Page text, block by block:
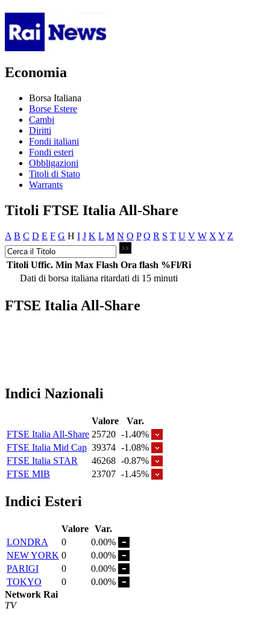
Economia
Borsa Italiana
Borse Estere
Cambi
Diritti
Fondi italiani
Fondi esteri
Obbligazioni
Titoli di Stato
Warrants
Titoli FTSE Italia All-Share
A B C D E F G H I J K L M N O P Q R S T U V W X Y Z
Titoli Uffic. Min Max Flash Ora flash %Fl/Ri
Dati di borsa italiana ritardati di 15 minuti
FTSE Italia All-Share
Indici Nazionali
Valore
Var.
FTSE Italia All-Share 25720 -1.40%
FTSE Italia Mid Cap 39374 -1.08%
FTSE Italia STAR
46268 -0.87%
FTSE MIB
23707 -1.45%
Indici Esteri
Valore Var.
LONDRA
0
0.00%
NEW YORK 0
0.00%
PARIGI
0
0.00%
TOKYO
0
0.00%
Network Rai
TV